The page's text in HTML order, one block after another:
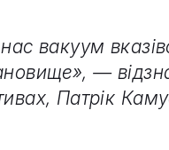
вакуум
—
Патрік